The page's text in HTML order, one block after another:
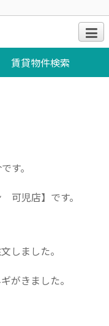
賃貸物件検索
す。
可児店】です。
しました。
がきました。